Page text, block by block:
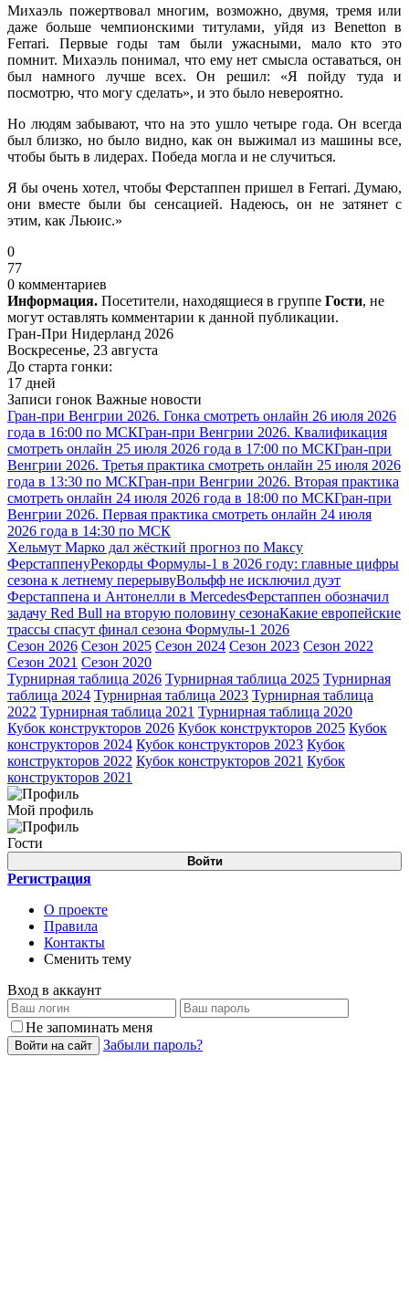
Михаэль пожертвовал многим, возможно, двумя, тремя или
даже больше чемпионскими титулами, уйдя из Benetton в
Ferrari. Первые годы там были ужасными, мало кто это
помнит. Михаэль понимал, что ему нет смысла оставаться, он
был намного лучше всех. Он решил: «Я пойду туда и
посмотрю, что могу сделать», и это было невероятно.
Но людям забывают, что на это ушло четыре года. Он всегда
был близко, но было видно, как он выжимал из машины все,
чтобы быть в лидерах. Победа могла и не случиться.
Я бы очень хотел, чтобы Ферстаппен пришел в Ferrari. Думаю,
они вместе были бы сенсацией. Надеюсь, он не затянет с
этим, как Льюис.»
0
77
0 комментариев
Информация. Посетители, находящиеся в группе Гости, не
могут оставлять комментарии к данной публикации.
Гран-При Нидерланд 2026
Воскресенье, 23 августа
До старта гонки:
17 дней
Записи гонок Важные новости
Гран-при Венгрии 2026. Гонка смотреть онлайн 26 июля 2026
года в 16:00 по МСКГран-при Венгрии 2026. Квалификация
смотреть онлайн 25 июля 2026 года в 17:00 по МСКГран-при
Венгрии 2026. Третья практика смотреть онлайн 25 июля 2026
года в 13:30 по МСКГран-при Венгрии 2026. Вторая практика
смотреть онлайн 24 июля 2026 года в 18:00 по МСКГран-при
Венгрии 2026. Первая практика смотреть онлайн 24 июля
2026 года в 14:30 по МСК
Хельмут Марко дал жёсткий прогноз по Максу
ФерстаппенуРекорды Формулы-1 в 2026 году: главные цифры
сезона к летнему перерывуВольфф не исключил дуэт
Ферстаппена и Антонелли в MercedesФерстаппен обозначил
задачу Red Bull на вторую половину сезонаКакие европейские
трассы спасут финал сезона Формулы-1 2026
Сезон 2026 Сезон 2025 Сезон 2024 Сезон 2023 Сезон 2022
Сезон 2021 Сезон 2020
Турнирная таблица 2026 Турнирная таблица 2025 Турнирная
таблица 2024 Турнирная таблица 2023 Турнирная таблица
2022 Турнирная таблица 2021 Турнирная таблица 2020
Кубок конструкторов 2026 Кубок конструкторов 2025 Кубок
конструкторов 2024 Кубок конструкторов 2023 Кубок
конструкторов 2022 Кубок конструкторов 2021 Кубок
конструкторов 2021
Мой профиль
Гости
Войти
Регистрация
О проекте
Правила
Контакты
Сменить тему
Вход в аккаунт
Не запоминать меня
Войти на сайт Забыли пароль?